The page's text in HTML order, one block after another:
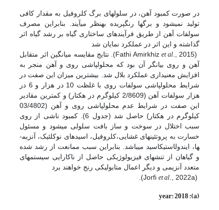
در صورت کمبود آهن، در سلول­های برگ کلروفیل به مقدار کافی
تولید نمی­شود و برگ­ها رنگ­پریده به­نظر می­آیند. بنابراین مصرف
سولفات آهن از طریق فرآیندهای ساختاری گیاه بر رشد گیاه اثر
گذاشته و این اثر در عملکرد نمایان شد
(Fathi Amirkhiz
et al
., 2015). نتایج مقایسه میانگین اثر متقابل
آهن و روی بیانگر آن بود که محلول­پاشی روی و آهن منجر به
افزایش معنی­داری عملکرد بلال شد. بیش­ترین میزان این صفت در
شرایط محلول­پاشی سولفات روی با غلظت 10 در هزار و 6 در
هزار سولفات آهن (2/8609 کیلوگرم در هکتار) و کم­ترین مقادیر
این صفت در شرایط عدم محلول­پاشی روی و آهن (03/4802
کیلوگرم در هکتار) حاصل شد (جدول 6). کمبود ناشی از روی
سبب اختلال در سوخت و ساز بافت سلولی می­شود و مسئول
خسارت به پروتئین­های غشایی،کلروفیل، اسیدهای نوکلئیک، آنزیم­
ها، ایندول­استیک­اسید می­باشد. بنابراین سبب ممانعت از رشد شده
و گیاهان از تنش­های فیزیولوژیکی حاصل از ناکارایی سیستم­های
متعدد آنزیمی و دیگر اعمال متابولیکی رنج خواهند برد
(Jorfi
et al., 2022a).
(a): year: 2018